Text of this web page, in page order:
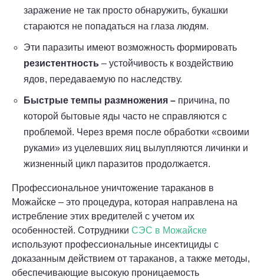
заражение не так просто обнаружить, букашки
стараются не попадаться на глаза людям.
Эти паразиты имеют возможность формировать
резистентность – устойчивость к воздействию
ядов, передаваемую по наследству.
Быстрые темпы размножения – причина, по
которой бытовые яды часто не справляются с
проблемой. Через время после обработки «своими
руками» из уцелевших яиц вылупляются личинки и
жизненный цикл паразитов продолжается.
Профессиональное уничтожение тараканов в
Можайске – это процедура, которая направлена на
истребление этих вредителей с учетом их
особенностей. Сотрудники СЭС в Можайске
используют профессиональные инсектициды с
доказанным действием от тараканов, а также методы,
обеспечивающие высокую проницаемость